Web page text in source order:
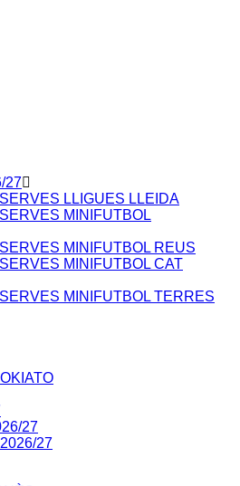
27
LLIGUES LLEIDA
MINIFUTBOL
MINIFUTBOL REUS
MINIFUTBOL CAT
MINIFUTBOL TERRES
27
27